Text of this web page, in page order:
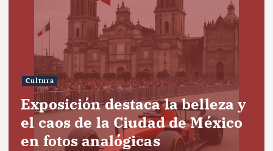
Cultura
Exposición destaca la belleza y
el caos de la Ciudad de México
en fotos analógicas